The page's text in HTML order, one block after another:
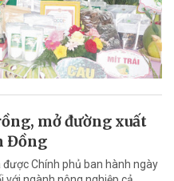
mở đường xuất
Đồng
Chính phủ ban hành ngày